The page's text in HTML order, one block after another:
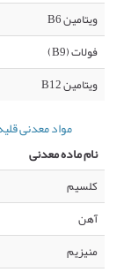
ویتامین B6
فولات (B9)
ویتامین B12
مواد معدنی
نام ماده معدنی
کلسیم
آهن
منیزیم